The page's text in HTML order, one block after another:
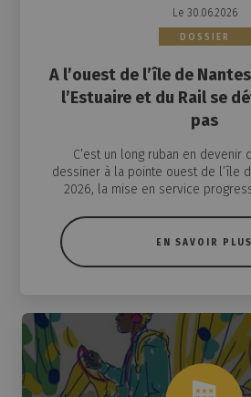
Le 30.06.2026
DOSSIER
A l’ouest de l’île de
l’Estuaire et du Rail se
pas
C’est un long ruban en devenir
dessiner à la pointe ouest de l’île
2026, la mise en service
EN SAVOIR PLUS